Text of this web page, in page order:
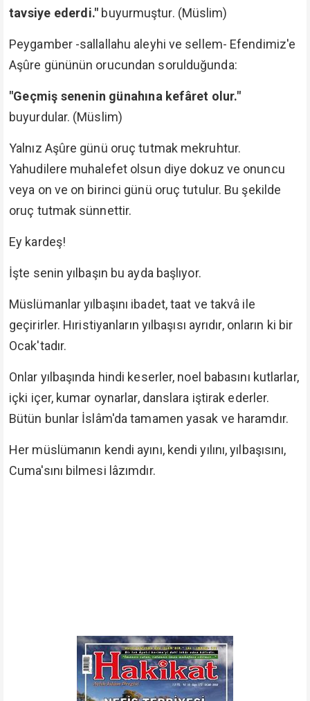
tavsiye ederdi." buyurmuştur. (Müslim)
Peygamber -sallallahu aleyhi ve sellem- Efendimiz'e
Aşûre gününün orucundan sorulduğunda:
"Geçmiş senenin günahına kefâret olur."
buyurdular. (Müslim)
Yalnız Aşûre günü oruç tutmak mekruhtur.
Yahudilere muhalefet olsun diye dokuz ve onuncu
veya on ve on birinci günü oruç tutulur. Bu şekilde
oruç tutmak sünnettir.
Ey kardeş!
İşte senin yılbaşın bu ayda başlıyor.
Müslümanlar yılbaşını ibadet, taat ve takvâ ile
geçirirler. Hıristiyanların yılbaşısı ayrıdır, onların ki bir
Ocak'tadır.
Onlar yılbaşında hindi keserler, noel babasını kutlarlar,
içki içer, kumar oynarlar, danslara iştirak ederler.
Bütün bunlar İslâm'da tamamen yasak ve haramdır.
Her müslümanın kendi ayını, kendi yılını, yılbaşısını,
Cuma'sını bilmesi lâzımdır.